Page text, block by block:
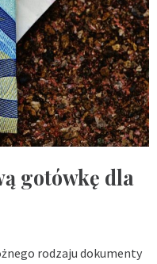
gotówkę dla
rodzaju dokumenty